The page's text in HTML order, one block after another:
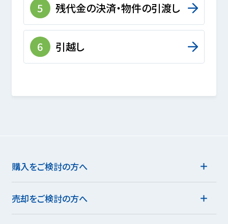
5 残代金の決済・物件の引渡し
6 引越し
購入をご検討の方へ
売却をご検討の方へ